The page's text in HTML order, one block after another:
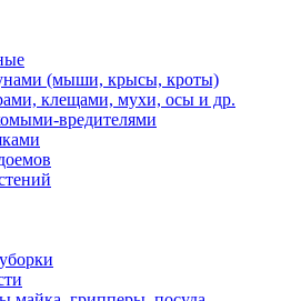
(мыши, крысы, кроты)
клещами, мухи, осы и др.
вредителями